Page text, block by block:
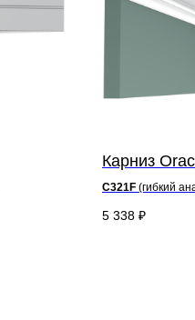
Карниз
C321F (гибкий
5 338 ₽